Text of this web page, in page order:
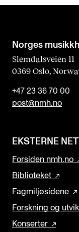
Norges
Slemdalsveien 11
0369 Oslo,
+47 23 36 70 00
post@nmh.no
EKSTERNE
Forsiden nmh.no
Biblioteket
Fagmiljøsidene
Forskning og
Konserter